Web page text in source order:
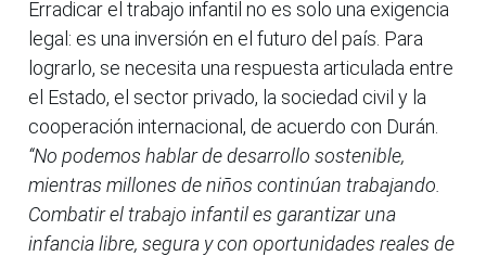
Erradicar el trabajo infantil no es solo una exigencia
legal: es una inversión en el futuro del país. Para
lograrlo, se necesita una respuesta articulada entre
el Estado, el sector privado, la sociedad civil y la
cooperación internacional, de acuerdo con Durán.
“No podemos hablar de desarrollo sostenible,
mientras millones de niños continúan trabajando.
Combatir el trabajo infantil es garantizar una
infancia libre, segura y con oportunidades reales de